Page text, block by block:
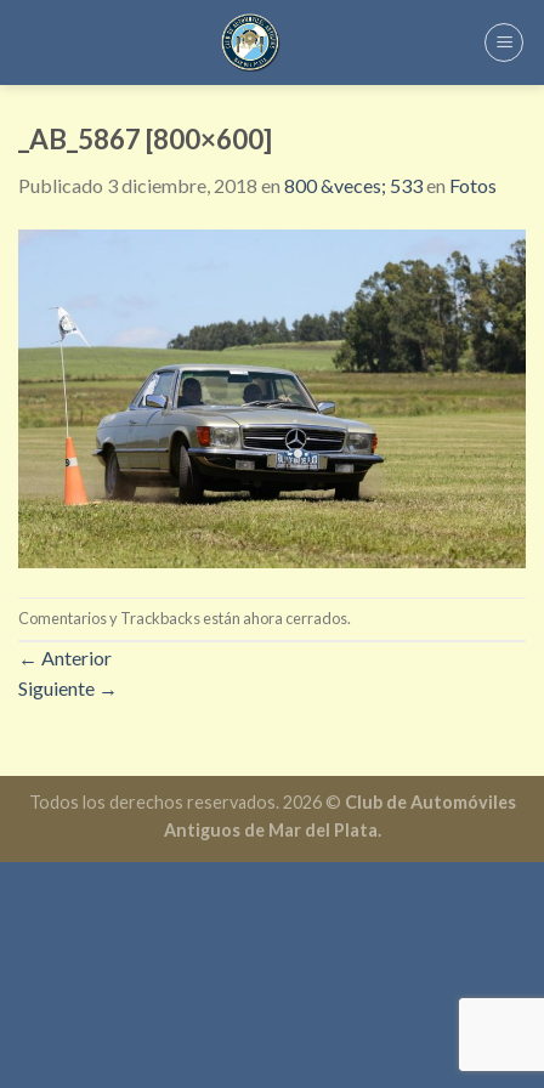
_AB_5867 [800×600]
Publicado 3 diciembre, 2018 en 800 &veces; 533en Fotos
Comentarios y Trackbacks están ahora cerrados.
← Anterior
Siguiente →
Todos los derechos reservados. 2026 © Club de Automóviles
Antiguos de Mar del Plata.